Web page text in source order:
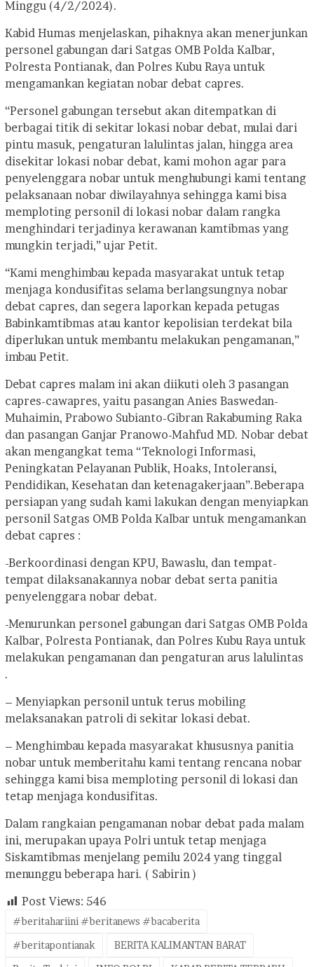
Minggu (4/2/2024).
Kabid Humas menjelaskan, pihaknya akan menerjunkan
personel gabungan dari Satgas OMB Polda Kalbar,
Polresta Pontianak, dan Polres Kubu Raya untuk
mengamankan kegiatan nobar debat capres.
“Personel gabungan tersebut akan ditempatkan di
berbagai titik di sekitar lokasi nobar debat, mulai dari
pintu masuk, pengaturan lalulintas jalan, hingga area
disekitar lokasi nobar debat, kami mohon agar para
penyelenggara nobar untuk menghubungi kami tentang
pelaksanaan nobar diwilayahnya sehingga kami bisa
memploting personil di lokasi nobar dalam rangka
menghindari terjadinya kerawanan kamtibmas yang
mungkin terjadi,” ujar Petit.
“Kami menghimbau kepada masyarakat untuk tetap
menjaga kondusifitas selama berlangsungnya nobar
debat capres, dan segera laporkan kepada petugas
Babinkamtibmas atau kantor kepolisian terdekat bila
diperlukan untuk membantu melakukan pengamanan,”
imbau Petit.
Debat capres malam ini akan diikuti oleh 3 pasangan
capres-cawapres, yaitu pasangan Anies Baswedan-
Muhaimin, Prabowo Subianto-Gibran Rakabuming Raka
dan pasangan Ganjar Pranowo-Mahfud MD. Nobar debat
akan mengangkat tema “Teknologi Informasi,
Peningkatan Pelayanan Publik, Hoaks, Intoleransi,
Pendidikan, Kesehatan dan ketenagakerjaan”.Beberapa
persiapan yang sudah kami lakukan dengan menyiapkan
personil Satgas OMB Polda Kalbar untuk mengamankan
debat capres :
-Berkoordinasi dengan KPU, Bawaslu, dan tempat-
tempat dilaksanakannya nobar debat serta panitia
penyelenggara nobar debat.
-Menurunkan personel gabungan dari Satgas OMB Polda
Kalbar, Polresta Pontianak, dan Polres Kubu Raya untuk
melakukan pengamanan dan pengaturan arus lalulintas
.
– Menyiapkan personil untuk terus mobiling
melaksanakan patroli di sekitar lokasi debat.
– Menghimbau kepada masyarakat khususnya panitia
nobar untuk memberitahu kami tentang rencana nobar
sehingga kami bisa memploting personil di lokasi dan
tetap menjaga kondusifitas.
Dalam rangkaian pengamanan nobar debat pada malam
ini, merupakan upaya Polri untuk tetap menjaga
Siskamtibmas menjelang pemilu 2024 yang tinggal
menunggu beberapa hari. ( Sabirin )
Post Views: 546
#beritahariini #beritanews #bacaberita
#beritapontianak
BERITA KALIMANTAN BARAT